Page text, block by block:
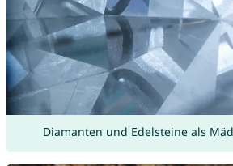
Diamanten und Edelsteine als